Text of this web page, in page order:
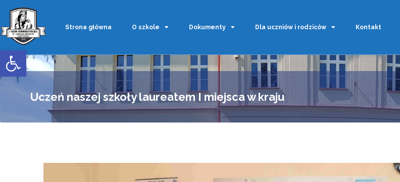
Otwórz pasek narzędzi
Strona główna O szkole Dokumenty Dla uczniów i rodziców Kontakt
Uczeń naszej szkoły laureatem I miejsca w kraju